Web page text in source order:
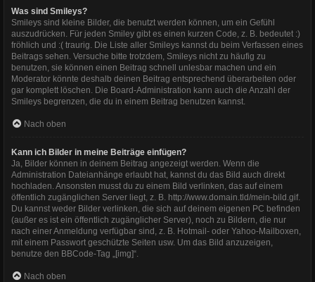
Was sind Smileys?
Smileys sind kleine Bilder, die benutzt werden können, um ein Gefühl
auszudrücken. Für jeden Smiley gibt es einen kurzen Code, z. B. bedeutet :)
fröhlich und :( traurig. Die Liste aller Smileys kannst du beim Verfassen eines
Beitrags sehen. Versuche bitte trotzdem, Smileys nicht zu häufig zu
benutzen, sie können einen Beitrag schnell unlesbar machen und ein
Moderator könnte deshalb deinen Beitrag entsprechend überarbeiten oder
gar komplett löschen. Die Board-Administration kann auch die Anzahl der
Smileys begrenzen, die du in einem Beitrag benutzen kannst.
Nach oben
Kann ich Bilder in meine Beiträge einfügen?
Ja, Bilder können in deinem Beitrag angezeigt werden. Wenn die
Administration Dateianhänge erlaubt hat, kannst du das Bild auch direkt
hochladen. Ansonsten musst du zu einem Bild verlinken, das auf einem
öffentlich zugänglichen Server liegt, z. B. http://www.domain.tld/mein-bild.gif.
Du kannst weder Bilder verlinken, die sich auf deinem eigenen PC befinden
(außer es ist ein öffentlich zugänglicher Server), noch zu Bildern, die nur
nach einer Anmeldung verfügbar sind, z. B. Hotmail- oder Yahoo-Mailboxen,
mit einem Passwort geschützte Seiten usw. Um das Bild anzuzeigen,
benutze den BBCode-Tag „[img]“.
Nach oben